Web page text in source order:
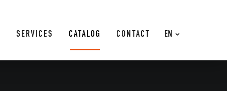
EN
SERVICES CATALOG CONTACT